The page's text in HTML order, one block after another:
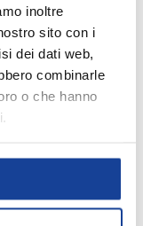
inoltre
sito con i
dei dati web,
combinarle
o che hanno
appieno le
di alta